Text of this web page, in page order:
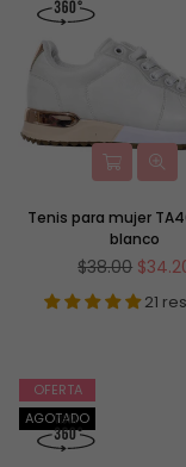
Tenis para mujer
blanco
Precio
$38.00
21
OFERTA
AGOTADO